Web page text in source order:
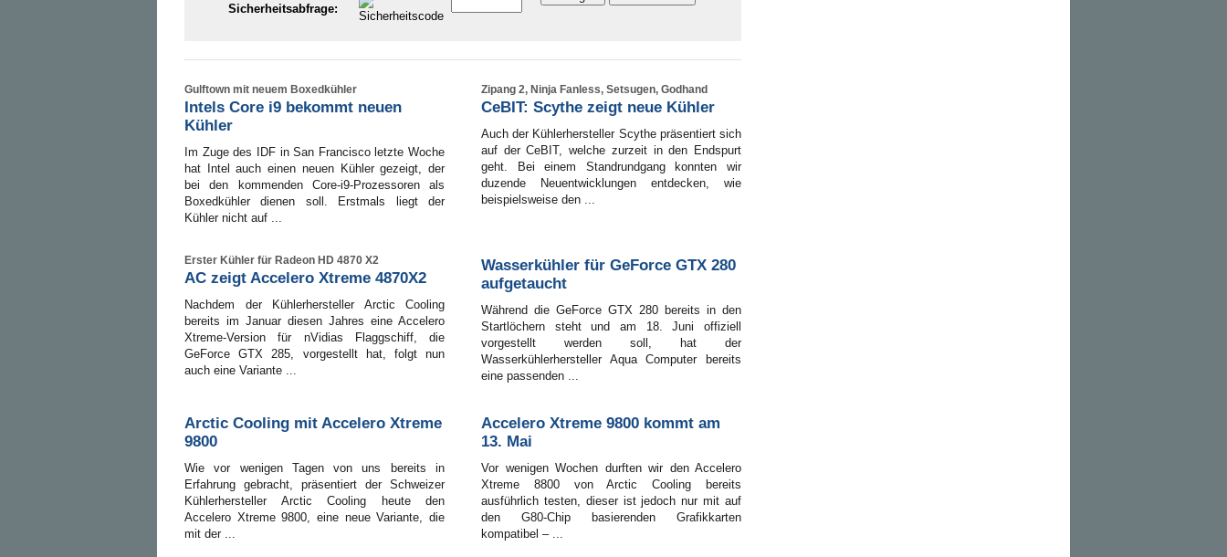
Sicherheitsabfrage:
Gulftown mit neuem Boxedkühler
Intels Core i9 bekommt neuen
Kühler
Im Zuge des IDF in San Francisco letzte Woche
hat Intel auch einen neuen Kühler gezeigt, der
bei den kommenden Core-i9-Prozessoren als
Boxedkühler dienen soll. Erstmals liegt der
Kühler nicht auf ...
Zipang 2, Ninja Fanless, Setsugen, Godhand
CeBIT: Scythe zeigt neue Kühler
Auch der Kühlerhersteller Scythe präsentiert sich
auf der CeBIT, welche zurzeit in den Endspurt
geht. Bei einem Standrundgang konnten wir
duzende Neuentwicklungen entdecken, wie
beispielsweise den ...
Erster Kühler für Radeon HD 4870 X2
AC zeigt Accelero Xtreme 4870X2
Nachdem der Kühlerhersteller Arctic Cooling
bereits im Januar diesen Jahres eine Accelero
Xtreme-Version für nVidias Flaggschiff, die
GeForce GTX 285, vorgestellt hat, folgt nun
auch eine Variante ...
Wasserkühler für GeForce GTX 280
aufgetaucht
Während die GeForce GTX 280 bereits in den
Startlöchern steht und am 18. Juni offiziell
vorgestellt werden soll, hat der
Wasserkühlerhersteller Aqua Computer bereits
eine passenden ...
Arctic Cooling mit Accelero Xtreme
9800
Wie vor wenigen Tagen von uns bereits in
Erfahrung gebracht, präsentiert der Schweizer
Kühlerhersteller Arctic Cooling heute den
Accelero Xtreme 9800, eine neue Variante, die
mit der ...
Accelero Xtreme 9800 kommt am
13. Mai
Vor wenigen Wochen durften wir den Accelero
Xtreme 8800 von Arctic Cooling bereits
ausführlich testen, dieser ist jedoch nur mit auf
den G80-Chip basierenden Grafikkarten
kompatibel – ...